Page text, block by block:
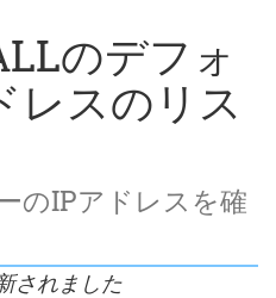
のデフォ
レスのリス
のIPアドレスを確
されました